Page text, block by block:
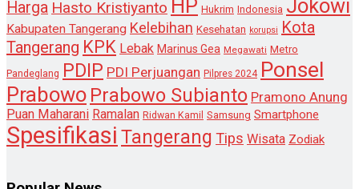
Harga Hasto Kristiyanto HP Hukrim Indonesia Jokowi
Kabupaten Tangerang Kelebihan Kesehatan korupsi
Kota
Tangerang KPK Lebak Marinus Gea Megawati Metro
Pandeglang PDIP PDI Perjuangan Pilpres 2024 Ponsel
Prabowo Prabowo Subianto Pramono Anung
Puan Maharani Ramalan Ridwan Kamil Samsung Smartphone
Spesifikasi Tangerang Tips Wisata Zodiak